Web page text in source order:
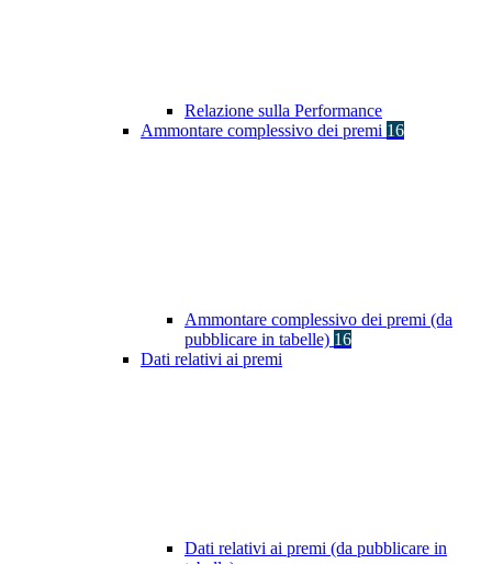
Relazione sulla Performance
Ammontare complessivo dei premi 16
Ammontare complessivo dei premi (da
pubblicare in tabelle) 16
Dati relativi ai premi
Dati relativi ai premi (da pubblicare in